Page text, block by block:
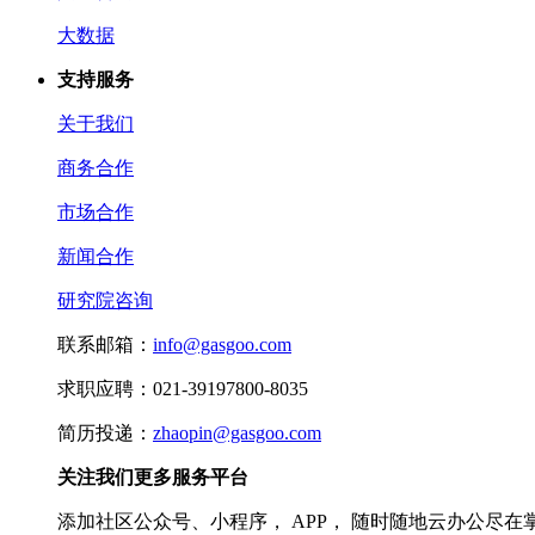
大数据
支持服务
关于我们
商务合作
市场合作
新闻合作
研究院咨询
联系邮箱： info@gasgoo.com
求职应聘：021-39197800-8035
简历投递： zhaopin@gasgoo.com
关注我们更多服务平台
添加社区公众号、小程序， APP， 随时随地云办公尽在